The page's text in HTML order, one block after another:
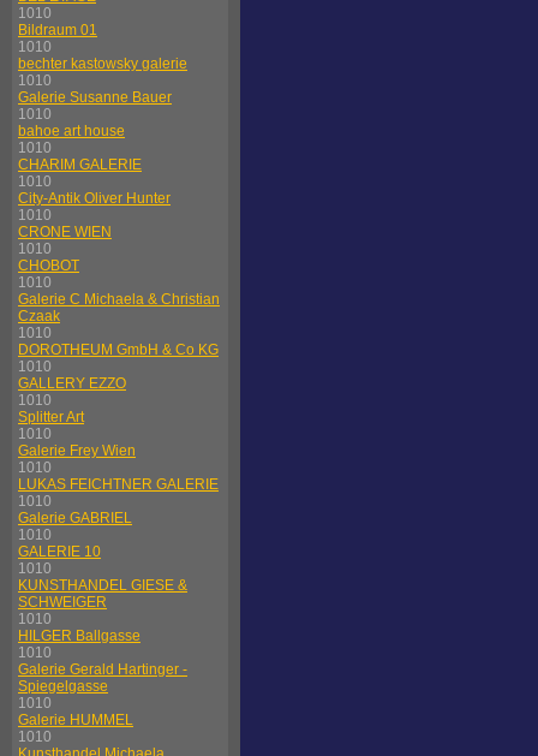
1010
Bildraum 01
1010
bechter kastowsky galerie
1010
Galerie Susanne Bauer
1010
bahoe art house
1010
CHARIM GALERIE
1010
City-Antik Oliver Hunter
1010
CRONE WIEN
1010
CHOBOT
1010
Galerie C Michaela & Christian
Czaak
1010
DOROTHEUM GmbH & Co KG
1010
GALLERY EZZO
1010
Splitter Art
1010
Galerie Frey Wien
1010
LUKAS FEICHTNER GALERIE
1010
Galerie GABRIEL
1010
GALERIE 10
1010
KUNSTHANDEL GIESE &
SCHWEIGER
1010
HILGER Ballgasse
1010
Galerie Gerald Hartinger -
Spiegelgasse
1010
Galerie HUMMEL
1010